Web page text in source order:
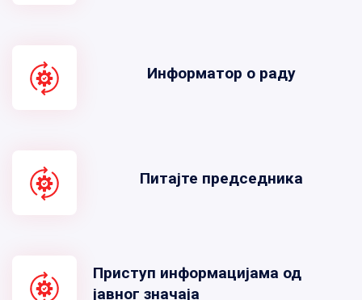
Информатор о раду
Питајте председника
Приступ информацијама од
јавног значаја